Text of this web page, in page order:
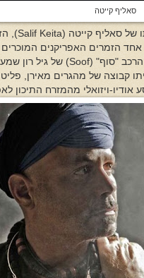
סאליף קייטה
של סאליף קייטה (Salif Keita
),
הזמרים האפריקנים המוכרים
הרכב "סוף" (Soof) של גיל רון
קבוצה של מהגרים מאירן,
ויזואלי מהמזרח התיכון